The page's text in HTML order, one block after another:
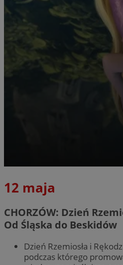
12 maja
CHORZÓW: Dzień
Od Śląska do Beskidów
Dzień Rzemiosła i
podczas którego